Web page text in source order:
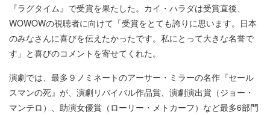
『ラグタイム』で受賞を果たした。カイ・ハラダは受賞直後、
WOWOWの視聴者に向けて「受賞をとても誇りに思います。日本
のみなさんに喜びを伝えたかったです。私にとって大きな名誉で
す」と喜びのコメントを寄せてくれた。
演劇では、最多９ノミネートのアーサー・ミラーの名作『セール
スマンの死』が、演劇リバイバル作品賞、演劇演出賞（ジョー・
マンテロ）、助演女優賞（ローリー・メトカーフ）など最多6部門